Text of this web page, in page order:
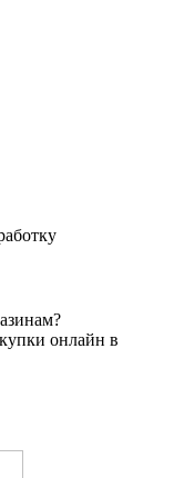
онлайн в